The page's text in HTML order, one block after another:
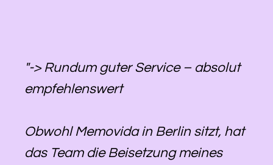
"-> Rundum guter Service – absolut
empfehlenswert
Obwohl Memovida in Berlin sitzt, hat
das Team die Beisetzung meines